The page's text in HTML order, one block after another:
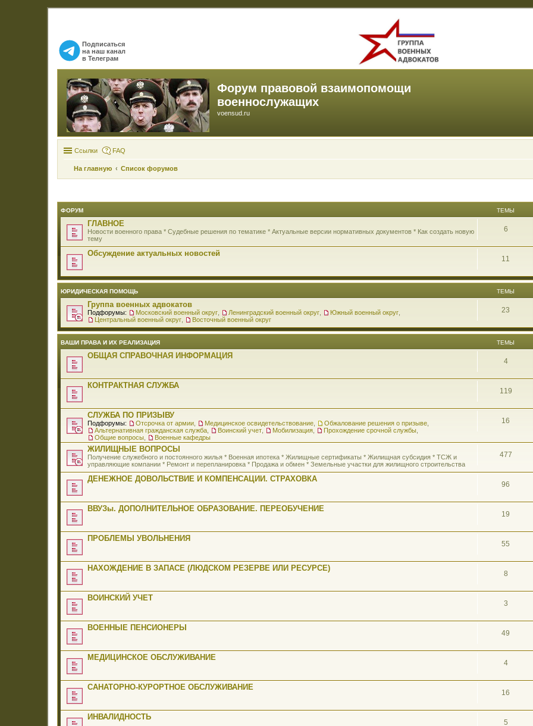
Подписаться
на наш канал
в Телеграм
Форум правовой взаимопомощи
военнослужащих
voensud.ru
Ссылки FAQ
На главную Список форумов
ФОРУМ ТЕМЫ
ГЛАВНОЕ
Новости военного права * Судебные решения по тематике * Актуальные версии нормативных документов * Как создать новую
тему
6
Обсуждение актуальных новостей
11
ЮРИДИЧЕСКАЯ ПОМОЩЬ ТЕМЫ
Группа военных адвокатов
Подфорумы: Московский военный округ Ленинградский военный округ Южный военный округ
Центральный военный округ
Восточный военный округ
23
ВАШИ ПРАВА И ИХ РЕАЛИЗАЦИЯ ТЕМЫ
ОБЩАЯ СПРАВОЧНАЯ ИНФОРМАЦИЯ
4
КОНТРАКТНАЯ СЛУЖБА
119
СЛУЖБА ПО ПРИЗЫВУ
Подфорумы: Отсрочка от армии Медицинское освидетельствование Обжалование решения о призыве
Альтернативная гражданская служба
Воинский учет Мобилизация Прохождение срочной службы
Общие вопросы
Военные кафедры
16
ЖИЛИЩНЫЕ ВОПРОСЫ
Получение служебного и постоянного жилья * Военная ипотека * Жилищные сертификаты * Жилищная субсидия * ТСЖ и
управляющие компании * Ремонт и перепланировка * Продажа и обмен * Земельные участки для жилищного строительства
477
ДЕНЕЖНОЕ ДОВОЛЬСТВИЕ И КОМПЕНСАЦИИ. СТРАХОВКА
96
ВВУЗы. ДОПОЛНИТЕЛЬНОЕ ОБРАЗОВАНИЕ. ПЕРЕОБУЧЕНИЕ
19
ПРОБЛЕМЫ УВОЛЬНЕНИЯ
55
НАХОЖДЕНИЕ В ЗАПАСЕ (ЛЮДСКОМ РЕЗЕРВЕ ИЛИ РЕСУРСЕ)
8
ВОИНСКИЙ УЧЕТ
3
ВОЕННЫЕ ПЕНСИОНЕРЫ
49
МЕДИЦИНСКОЕ ОБСЛУЖИВАНИЕ
4
САНАТОРНО-КУРОРТНОЕ ОБСЛУЖИВАНИЕ
16
ИНВАЛИДНОСТЬ
5